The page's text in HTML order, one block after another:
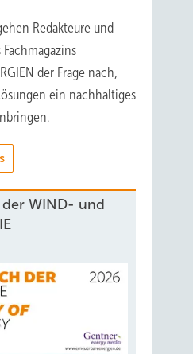
Redakteure und
der Frage nach,
ein nachhaltiges
der WIND- und